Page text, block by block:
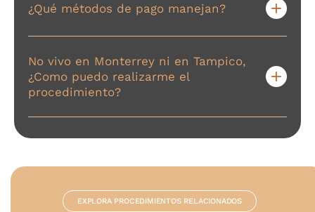
¿Qué métodos de pago manejan?
No vivo en Monterrey ni en Tampico,
¿Como puedo realizarme el
procedimiento?
EXPLORA PROCEDIMIENTOS RELACIONADOS